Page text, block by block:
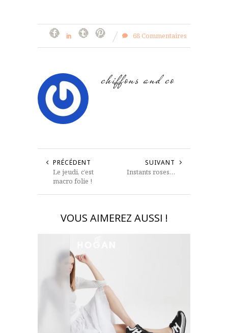
68 Commentaires
chiffons and co
PRÉCÉDENT
Le jeudi, c’est
macro folie !
SUIVANT
Instants roses…
VOUS AIMEREZ AUSSI !